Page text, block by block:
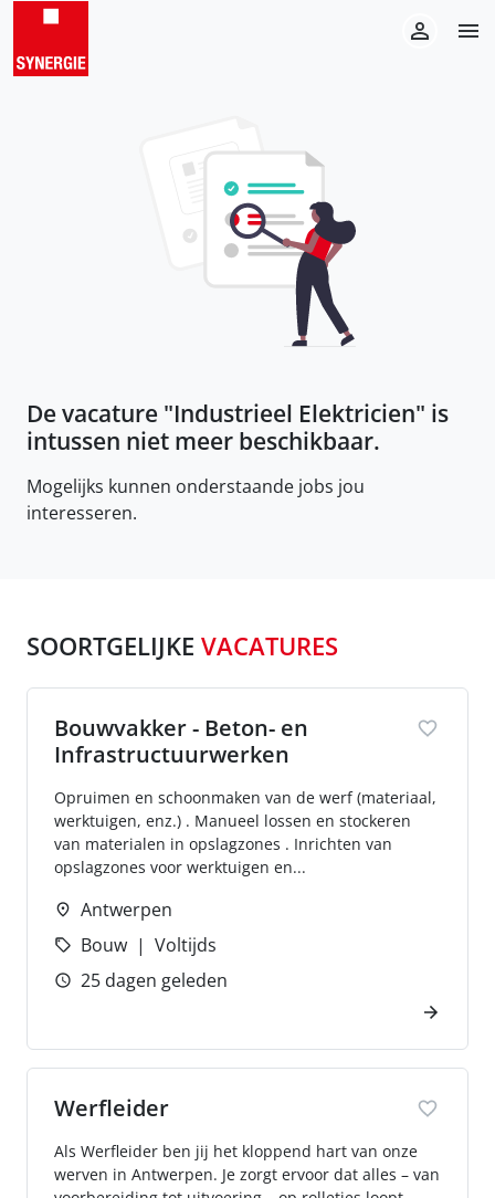
De vacature "Industrieel Elektricien" is
intussen niet meer beschikbaar.
Mogelijks kunnen onderstaande jobs jou
interesseren.
SOORTGELIJKE VACATURES
Bouwvakker - Beton- en
Infrastructuurwerken
Opruimen en schoonmaken van de werf (materiaal,
werktuigen, enz.) . Manueel lossen en stockeren
van materialen in opslagzones . Inrichten van
opslagzones voor werktuigen en...
Antwerpen
Bouw
Voltijds
25 dagen geleden
Werfleider
Als Werfleider ben jij het kloppend hart van onze
werven in Antwerpen. Je zorgt ervoor dat alles – van